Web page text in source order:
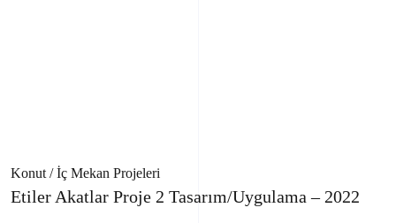
Konut / İç Mekan Projeleri
Etiler Akatlar Proje 2 Tasarım/Uygulama – 2022